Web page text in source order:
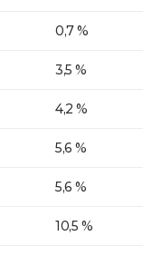
0,7 %
3,5 %
4,2 %
5,6 %
5,6 %
10,5 %